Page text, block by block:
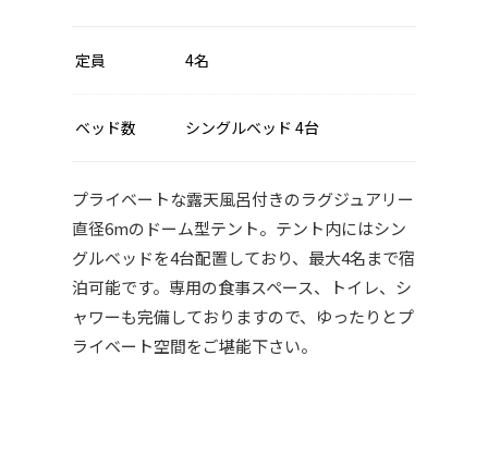
定員 4名
ベッド数 シングルベッド 4台
プライベートな露天風呂付きのラグジュアリー
直径6mのドーム型テント。テント内にはシン
グルベッドを4台配置しており、最大4名まで宿
泊可能です。専用の食事スペース、トイレ、シ
ャワーも完備しておりますので、ゆったりとプ
ライベート空間をご堪能下さい。